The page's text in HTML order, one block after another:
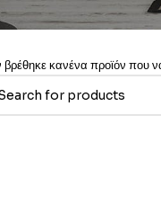
βρέθηκε κανένα προϊόν που